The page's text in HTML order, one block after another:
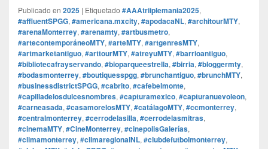
Publicado en 2025 | Etiquetado #AAAtriiplemania2025,
#affluentSPGG, #americana.mxcity, #apodacaNL, #architourMTY,
#arenaMonterrey, #arenamty, #artbusmetro,
#artecontemporáneoMTY, #arteMTY, #artgenresMTY,
#artmarketantiguo, #arttourMTY, #atreyuMTY, #barrioantiguo,
#bibliotecafrayservando, #bioparqueestrella, #birria, #bloggermty,
#bodasmonterrey, #boutiquesspgg, #brunchantiguo, #brunchMTY,
#businessdistrictSPGG, #cabrito, #cafebelmonte,
#capilladelosdulcesnombres, #capturamexico, #capturanuevoleon,
#carneasada, #casamorelosMTY, #catálagoMTY, #ccmonterrey,
#centralmonterrey, #cerrodelasilla, #cerrodelasmitras,
#cinemaMTY, #CineMonterrey, #cinepolisGalerías,
#climamonterrey, #climaregionalNL, #clubdefutbolmonterrey,